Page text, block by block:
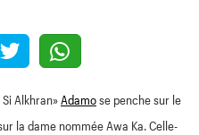
Alkhran»Adamose penche sur le
la dame nommée Awa Ka. Celle-